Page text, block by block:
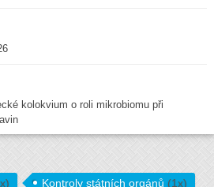
kolokvium o roli mikrobiomu při
Kontroly státních orgánů (1x)